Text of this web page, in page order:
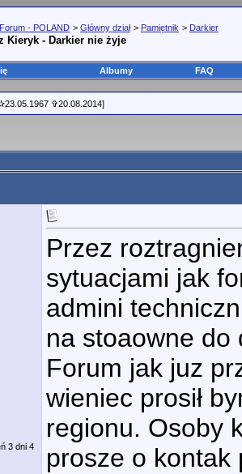
- POLAND > Główny dział > Pamiętnik > Darkier
Kieryk - Darkier nie żyje
Albumy FAQ
✞20.08.2014]
3 dni 4
Przez
sytuacjami jak
admini
na stoaowne do
Forum jak juz
wieniec prosił
regionu. Osoby
prosze o kontak